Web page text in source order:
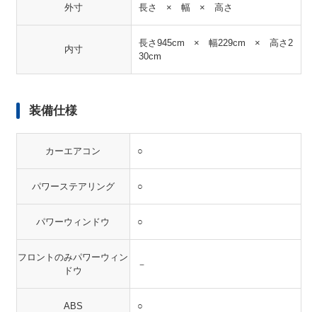
外寸 長さ × 幅 × 高さ
内寸
長さ945cm × 幅229cm × 高さ2
30cm
装備仕様
カーエアコン ○
パワーステアリング ○
パワーウィンドウ ○
フロントのみパワーウィン
ドウ
－
ABS ○